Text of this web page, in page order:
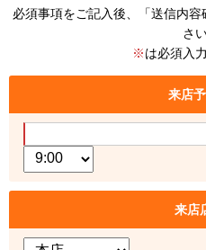
必須事項をご記入後、「送信内
さい
※は必須入
来店
来店